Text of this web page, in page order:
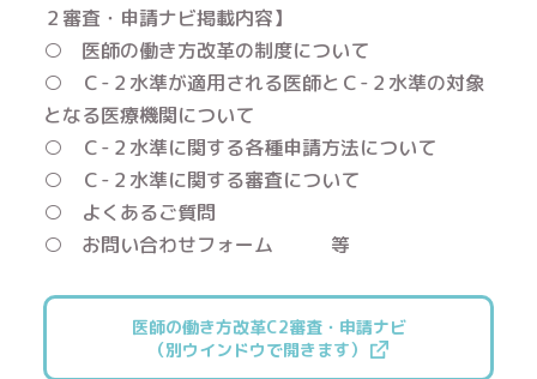
２審査・申請ナビ掲載内容】
○ 医師の働き方改革の制度について
○ Ｃ-２水準が適用される医師とＣ-２水準の対象
となる医療機関について
○ Ｃ-２水準に関する各種申請方法について
○ Ｃ-２水準に関する審査について
○ よくあるご質問
○ お問い合わせフォーム 等
医師の働き方改革C2審査・申請ナビ
（別ウインドウで開きます）